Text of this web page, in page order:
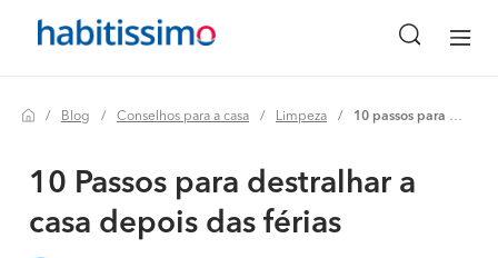
Blog Conselhos para a casa Limpeza 10 passos para destralhar a casa depois das férias
10 Passos para destralhar a
casa depois das férias